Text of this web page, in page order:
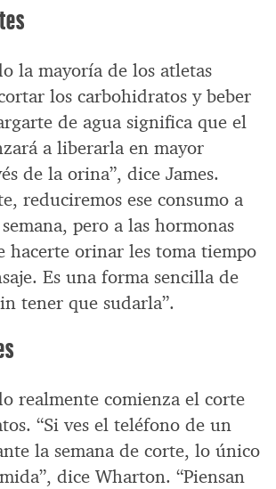
la mayoría de los atletas
los carbohidratos y beber
de agua significa que el
a liberarla en mayor
de la orina”, dice James.
reduciremos ese consumo a
pero a las hormonas
hacerte orinar les toma tiempo
Es una forma sencilla de
tener que sudarla”.
realmente comienza el corte
“Si ves el teléfono de un
la semana de corte, lo único
dice Wharton. “Piensan